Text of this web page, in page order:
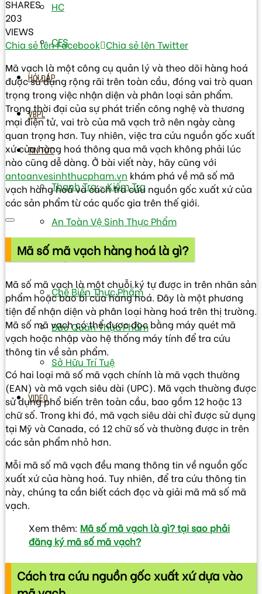
HC
CFS
HỎI ĐÁP
VBPL
TIN TỨC
Thanh Tra – Kiếm Tra
An Toàn Vệ Sinh Thực Phẩm
Thực Phẩm Và Sức Khỏe
Chế Biến Thực Phẩm
Bảo Quản Thực Phẩm
Sở Hữu Trí Tuệ
VIDEO
SHARES
203
VIEWS
Chia sẻ lên Facebook Chia sẻ lên Twitter
Mã vạch là một công cụ quản lý và theo dõi hàng hoá
được sử dụng rộng rãi trên toàn cầu, đóng vai trò quan
trọng trong việc nhận diện và phân loại sản phẩm.
Trong thời đại của sự phát triển công nghệ và thương
mại điện tử, vai trò của mã vạch trở nên ngày càng
quan trọng hơn. Tuy nhiên, việc tra cứu nguồn gốc xuất
xứ của hàng hoá thông qua mã vạch không phải lúc
nào cũng dễ dàng. Ở bài viết này, hãy cũng với
antoanvesinhthucpham.vn khám phá về mã số mã
vạch hàng hoá và cách tra cứu nguồn gốc xuất xứ của
các sản phẩm từ các quốc gia trên thế giới.
Mã số mã vạch hàng hoá là gì?
Mã số mã vạch là một chuỗi ký tự được in trên nhãn sản
phẩm hoặc bao bì của hàng hoá. Đây là một phương
tiện để nhận diện và phân loại hàng hoá trên thị trường.
Mã số mã vạch có thể được đọc bằng máy quét mã
vạch hoặc nhập vào hệ thống máy tính để tra cứu
thông tin về sản phẩm.
Có hai loại mã số mã vạch chính là mã vạch thường
(EAN) và mã vạch siêu dài (UPC). Mã vạch thường được
sử dụng phổ biến trên toàn cầu, bao gồm 12 hoặc 13
chữ số. Trong khi đó, mã vạch siêu dài chỉ được sử dụng
tại Mỹ và Canada, có 12 chữ số và thường được in trên
các sản phẩm nhỏ hơn.
Mỗi mã số mã vạch đều mang thông tin về nguồn gốc
xuất xứ của hàng hoá. Tuy nhiên, để tra cứu thông tin
này, chúng ta cần biết cách đọc và giải mã mã số mã
vạch.
Xem thêm: Mã số mã vạch là gì? tại sao phải
đăng ký mã số mã vạch?
Cách tra cứu nguồn gốc xuất xứ dựa vào